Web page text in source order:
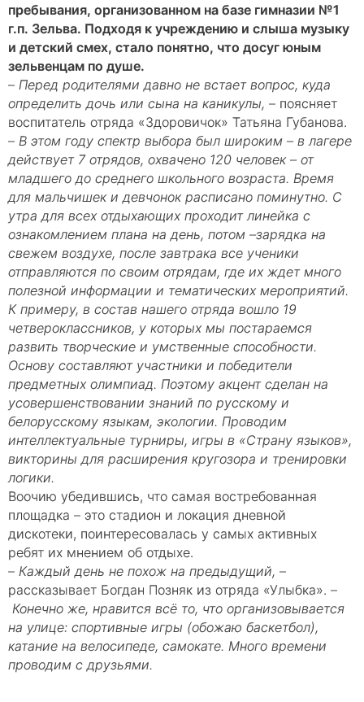
пребывания, организованном на базе гимназии №1
г.п. Зельва. Подходя к учреждению и слыша музыку
и детский смех, стало понятно, что досуг юным
зельвенцам по душе.
– Перед родителями давно не встает вопрос, куда
определить дочь или сына на каникулы, – поясняет
воспитатель отряда «Здоровичок» Татьяна Губанова.
– В этом году спектр выбора был широким – в лагере
действует 7 отрядов, охвачено 120 человек – от
младшего до среднего школьного возраста. Время
для мальчишек и девчонок расписано поминутно. С
утра для всех отдыхающих проходит линейка с
ознакомлением плана на день, потом –зарядка на
свежем воздухе, после завтрака все ученики
отправляются по своим отрядам, где их ждет много
полезной информации и тематических мероприятий.
К примеру, в состав нашего отряда вошло 19
четвероклассников, у которых мы постараемся
развить творческие и умственные способности.
Основу составляют участники и победители
предметных олимпиад. Поэтому акцент сделан на
усовершенствовании знаний по русскому и
белорусскому языкам, экологии. Проводим
интеллектуальные турниры, игры в «Страну языков»,
викторины для расширения кругозора и тренировки
логики.
Воочию убедившись, что самая востребованная
площадка – это стадион и локация дневной
дискотеки, поинтересовалась у самых активных
ребят их мнением об отдыхе.
– Каждый день не похож на предыдущий, –
рассказывает Богдан Позняк из отряда «Улыбка». –
Конечно же, нравится всё то, что организовывается
на улице: спортивные игры (обожаю баскетбол),
катание на велосипеде, самокате. Много времени
проводим с друзьями.